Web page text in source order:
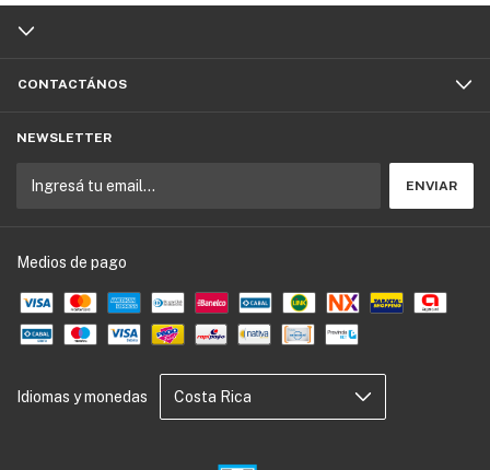
CONTACTÁNOS
NEWSLETTER
Medios de pago
Idiomas y monedas